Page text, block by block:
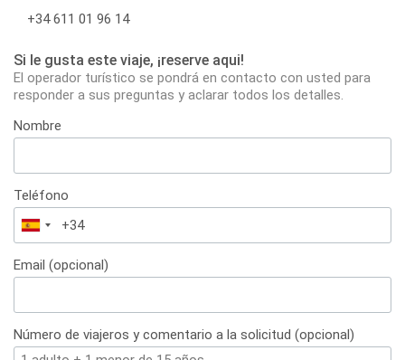
+34 611 01 96 14
Si le gusta este viaje, ¡reserve aqui!
El operador turístico se pondrá en contacto con usted para
responder a sus preguntas y aclarar todos los detalles.
Nombre
Teléfono
España
+34
Email (opcional)
Número de viajeros y comentario a la solicitud (opcional)